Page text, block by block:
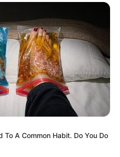
di
7 Potret
To A Common Habit. Do You Do